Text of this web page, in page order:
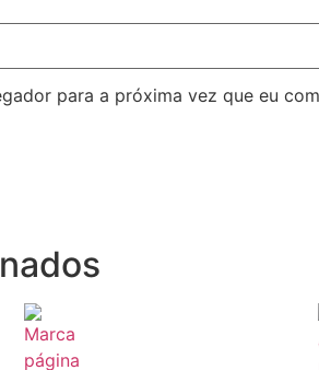
para a próxima vez que eu